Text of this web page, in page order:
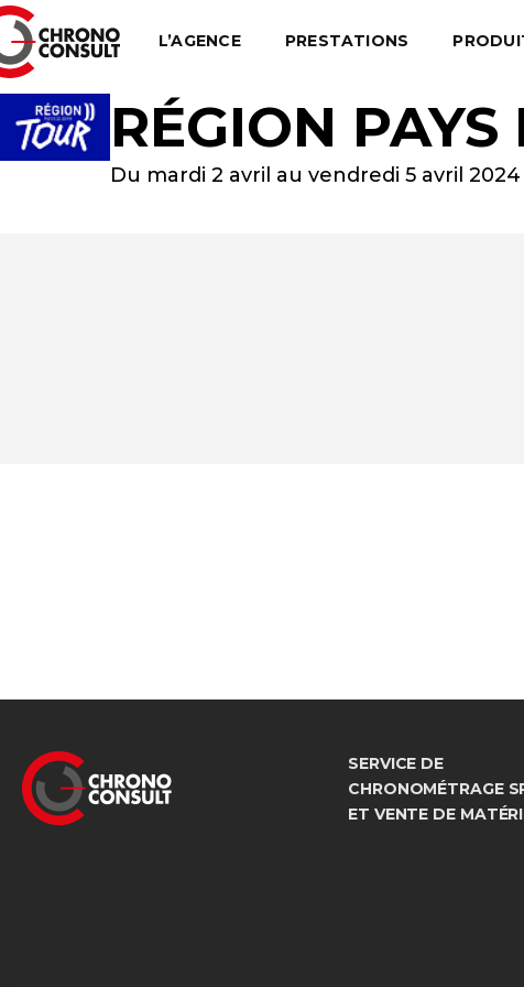
L’AGENCE PRESTATIONS
RÉGION
Du mardi 2 avril au vendredi 5 avril 2024
SERVICE DE
CHRONOMÉTRAGE
ET VENTE DE